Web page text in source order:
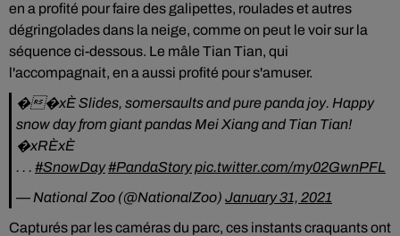
en a profité pour faire des galipettes, roulades et autres
dégringolades dans la neige, comme on peut le voir sur la
séquence ci-dessous. Le mâle Tian Tian, qui
l'accompagnait, en a aussi profité pour s'amuser.
�️�xÈ Slides, somersaults and pure panda joy. Happy
snow day from giant pandas Mei Xiang and Tian Tian!
�xRÈxÈ
. . . #SnowDay#PandaStorypic.twitter.com/my02GwnPFL
— National Zoo (@NationalZoo) January 31, 2021
Capturés par les caméras du parc, ces instants craquants ont